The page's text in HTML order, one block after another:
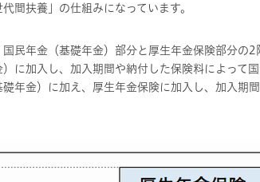
間扶養」の仕組みになっています。
民年金（基礎年金）部分と厚生年金保険部分の
）に加入し、加入期間や納付した保険料によって
年金）に加え、厚生年金保険に加入し、加入期